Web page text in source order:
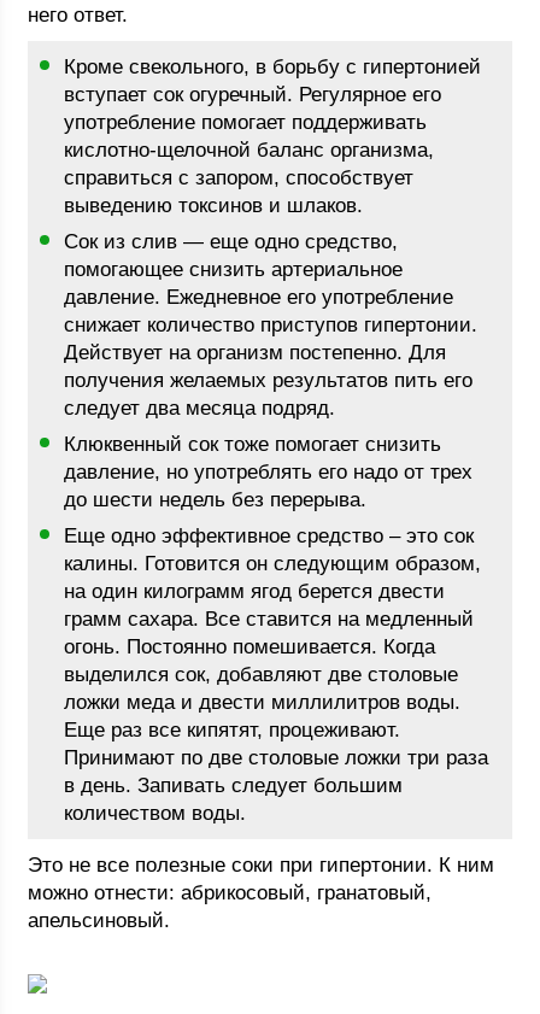
него ответ.
Кроме свекольного, в борьбу с гипертонией
вступает сок огуречный. Регулярное его
употребление помогает поддерживать
кислотно-щелочной баланс организма,
справиться с запором, способствует
выведению токсинов и шлаков.
Сок из слив — еще одно средство,
помогающее снизить артериальное
давление. Ежедневное его употребление
снижает количество приступов гипертонии.
Действует на организм постепенно. Для
получения желаемых результатов пить его
следует два месяца подряд.
Клюквенный сок тоже помогает снизить
давление, но употреблять его надо от трех
до шести недель без перерыва.
Еще одно эффективное средство – это сок
калины. Готовится он следующим образом,
на один килограмм ягод берется двести
грамм сахара. Все ставится на медленный
огонь. Постоянно помешивается. Когда
выделился сок, добавляют две столовые
ложки меда и двести миллилитров воды.
Еще раз все кипятят, процеживают.
Принимают по две столовые ложки три раза
в день. Запивать следует большим
количеством воды.
Это не все полезные соки при гипертонии. К ним
можно отнести: абрикосовый, гранатовый,
апельсиновый.